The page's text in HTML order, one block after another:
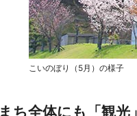
こいのぼり（5月）の様子
まち全体にも「観光